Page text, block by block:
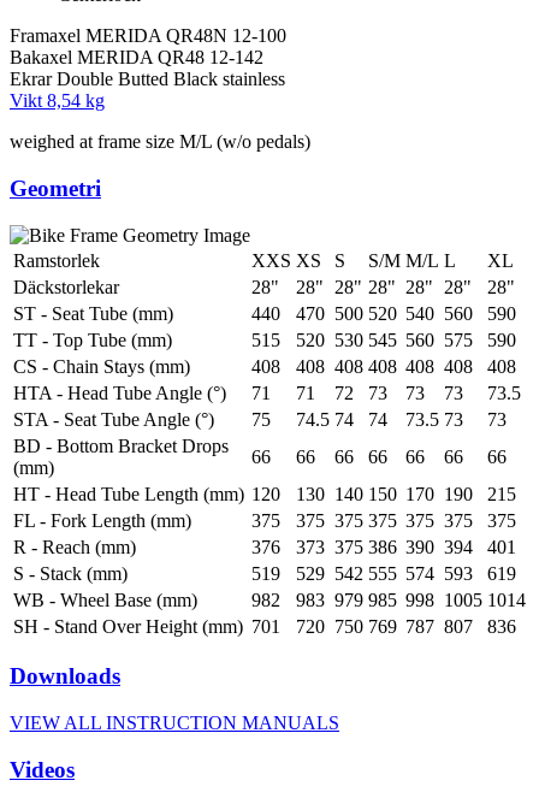
Framaxel MERIDA QR48N 12-100
Bakaxel MERIDA QR48 12-142
Ekrar Double Butted Black stainless
Vikt 8,54 kg
weighed at frame size M/L (w/o pedals)
Geometri
Ramstorlek XXS XS S S/M M/L L
XL
Däckstorlekar
28" 28" 28" 28" 28" 28"
28"
ST - Seat Tube (mm)
440 470 500 520 540 560
590
TT - Top Tube (mm)
515 520 530 545 560 575
590
CS - Chain Stays (mm)
408 408 408 408 408 408
408
HTA - Head Tube Angle (°)
71 71 72 73 73 73
73.5
STA - Seat Tube Angle (°)
75 74.5 74 74 73.5 73
73
BD - Bottom Bracket Drops
(mm)
66 66 66 66 66 66
66
HT - Head Tube Length (mm) 120 130 140 150 170 190
215
FL - Fork Length (mm)
375 375 375 375 375 375
375
R - Reach (mm)
376 373 375 386 390 394
401
S - Stack (mm)
519 529 542 555 574 593
619
WB - Wheel Base (mm)
982 983 979 985 998 1005 1014
SH - Stand Over Height (mm) 701 720 750 769 787 807 836
Downloads
VIEW ALL INSTRUCTION MANUALS
Videos